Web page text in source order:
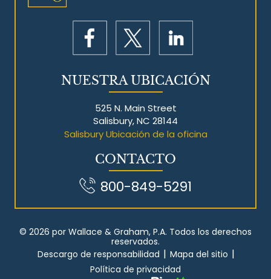
NUESTRA UBICACIÓN
525 N. Main Street
Salisbury, NC 28144
Salisbury Ubicación de la oficina
CONTACTO
800-849-5291
© 2026 por Wallace & Graham, P.A. Todos los derechos
reservados.
Descargo de responsabilidad | Mapa del sitio |
Política de privacidad